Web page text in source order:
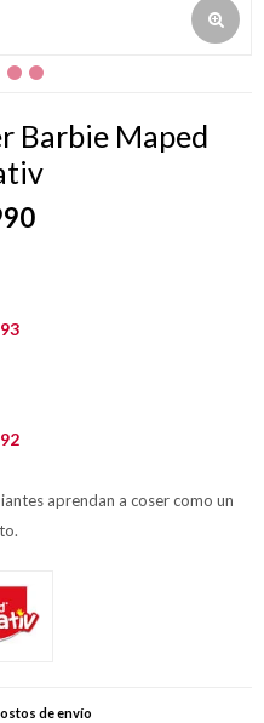
Barbie Maped
aprendan a coser como un
de envío